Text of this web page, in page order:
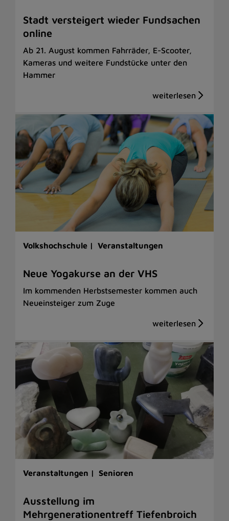
Stadt versteigert wieder Fundsachen
online
Ab 21. August kommen Fahrräder, E-Scooter,
Kameras und weitere Fundstücke unter den
Hammer
Volkshochschule | Veranstaltungen
Neue Yogakurse an der VHS
Im kommenden Herbstsemester kommen auch
Neueinsteiger zum Zuge
Veranstaltungen | Senioren
Ausstellung im
Mehrgenerationentreff Tiefenbroich